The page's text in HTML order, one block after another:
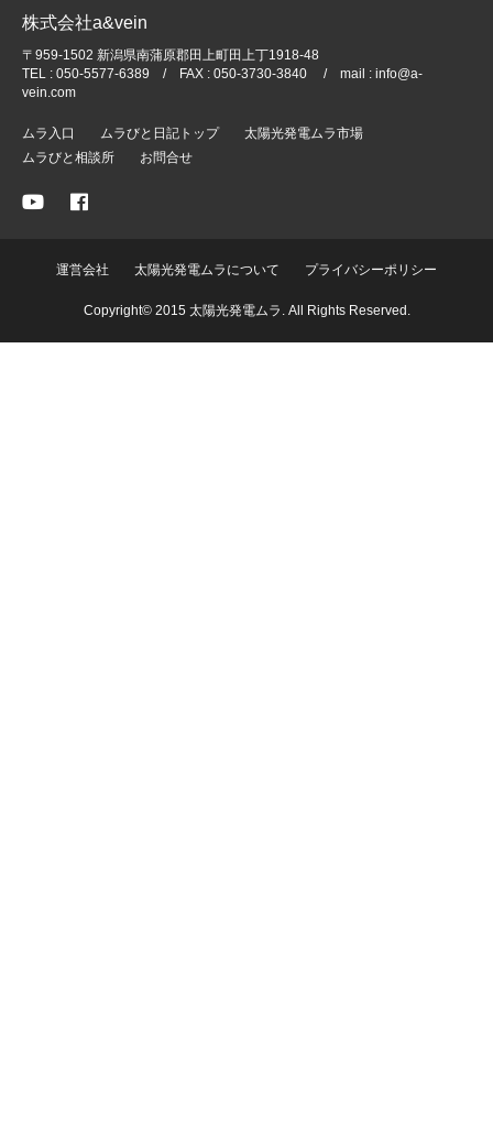
株式会社a&vein
〒959-1502 新潟県南蒲原郡田上町田上丁1918-48
TEL : 050-5577-6389 / FAX : 050-3730-3840 / mail : info@a-
vein.com
ムラ入口 ムラびと日記トップ
太陽光発電ムラ市場
ムラびと相談所
お問合せ
運営会社 太陽光発電ムラについて プライバシーポリシー
Copyright© 2015 太陽光発電ムラ. All Rights Reserved.